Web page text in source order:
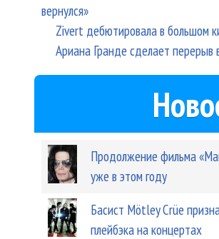
вернулся»
Zivert дебютировала в большом
Ариана Гранде сделает перерыв
Продолжение фильма
уже в этом году
Басист Mötley Crüe
плейбэка на концертах